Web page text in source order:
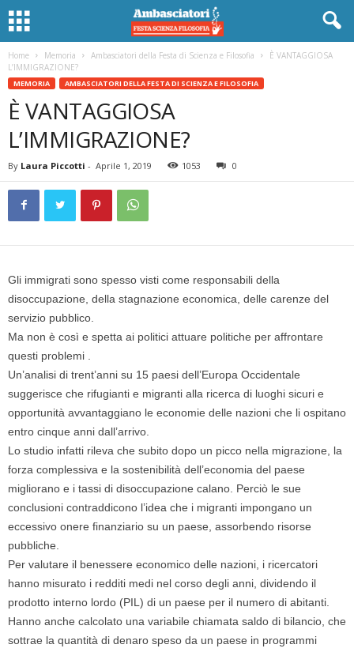
Home Memoria Ambasciatori della Festa di Scienza e Filosofia
È VANTAGGIOSA
L’IMMIGRAZIONE?
MEMORIA AMBASCIATORI DELLA FESTA DI SCIENZA E FILOSOFIA
È VANTAGGIOSA
L’IMMIGRAZIONE?
By Laura Piccotti - Aprile 1, 2019 1053 0
Gli immigrati sono spesso visti come responsabili della
disoccupazione, della stagnazione economica, delle carenze del
servizio pubblico.
Ma non è così e spetta ai politici attuare politiche per affrontare
questi problemi .
Un’analisi di trent’anni su 15 paesi dell’Europa Occidentale
suggerisce che rifugianti e migranti alla ricerca di luoghi sicuri e
opportunità avvantaggiano le economie delle nazioni che li ospitano
entro cinque anni dall’arrivo.
Lo studio infatti rileva che subito dopo un picco nella migrazione, la
forza complessiva e la sostenibilità dell’economia del paese
migliorano e i tassi di disoccupazione calano. Perciò le sue
conclusioni contraddicono l’idea che i migranti impongano un
eccessivo onere finanziario su un paese, assorbendo risorse
pubbliche.
Per valutare il benessere economico delle nazioni, i ricercatori
hanno misurato i redditi medi nel corso degli anni, dividendo il
prodotto interno lordo (PIL) di un paese per il numero di abitanti.
Hanno anche calcolato una variabile chiamata saldo di bilancio, che
sottrae la quantità di denaro speso da un paese in programmi